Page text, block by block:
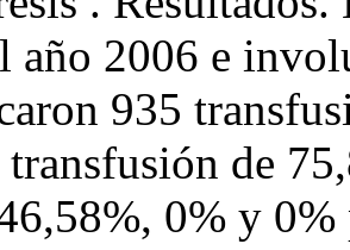
año 2006 e
935
transfusión de
0% y